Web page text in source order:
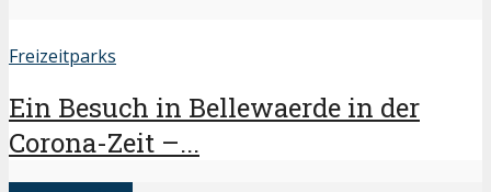
Freizeitparks
Ein Besuch in Bellewaerde in der
Corona-Zeit –...